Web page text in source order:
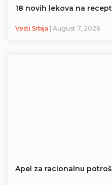
18 novih lekova na
Vesti Srbija | August 7, 2026
Apel za racionalnu